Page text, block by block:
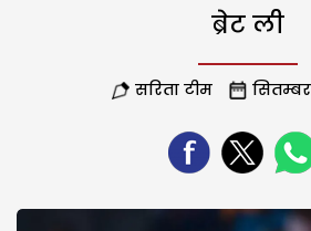
ब्रेट ली
सरिता टीम